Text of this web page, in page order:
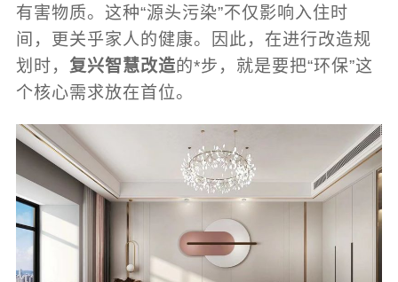
有害物质。这种“源头污染”不仅影响入住时
间，更关乎家人的健康。因此，在进行改造规
划时， 复兴智慧改造的*步，就是要把“环保”这
个核心需求放在首位。